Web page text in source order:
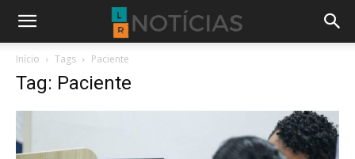
Início Tags Paciente
Tag: Paciente